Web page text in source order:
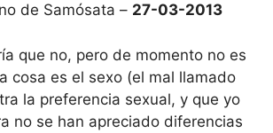
de Samósata – 27-03-2013
que no, pero de momento no es
cosa es el sexo (el mal llamado
la preferencia sexual, y que yo
no se han apreciado diferencias